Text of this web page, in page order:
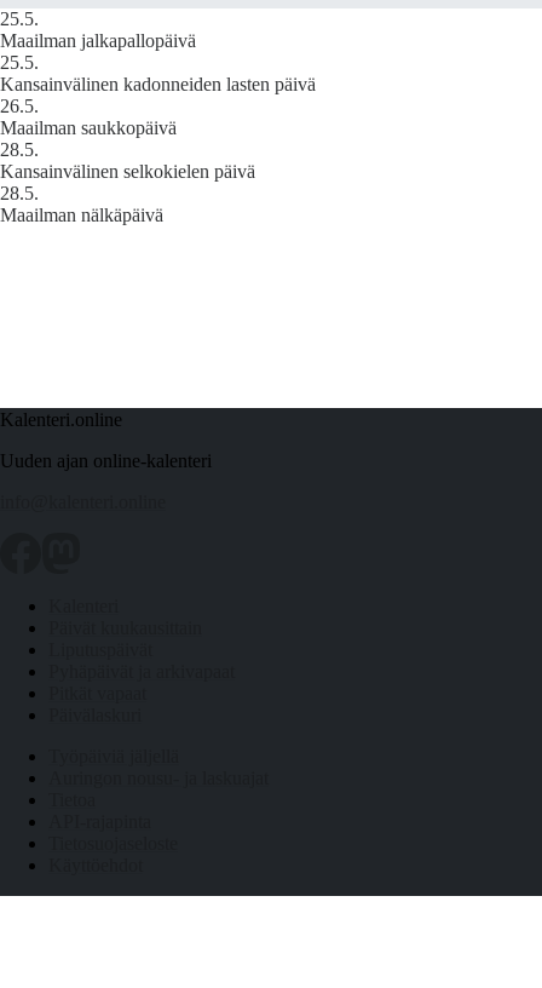
25.5.
Maailman jalkapallopäivä
25.5.
Kansainvälinen kadonneiden lasten päivä
26.5.
Maailman saukkopäivä
28.5.
Kansainvälinen selkokielen päivä
28.5.
Maailman nälkäpäivä
Kalenteri.online
Uuden ajan online-kalenteri